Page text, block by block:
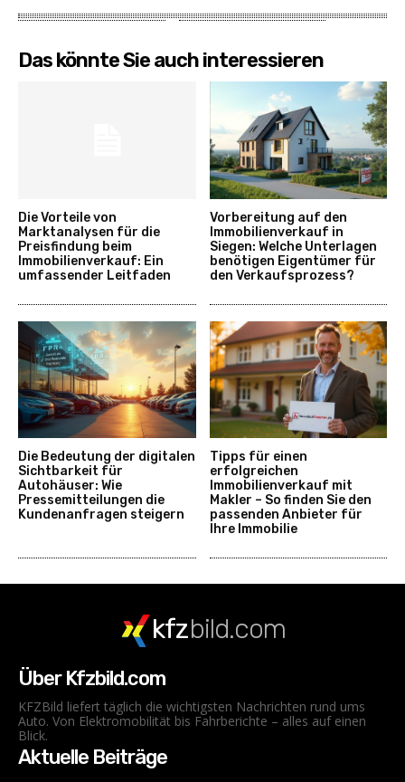
Das könnte Sie auch interessieren
Die Vorteile von
Marktanalysen für die
Preisfindung beim
Immobilienverkauf: Ein
umfassender Leitfaden
Vorbereitung auf den
Immobilienverkauf in
Siegen: Welche Unterlagen
benötigen Eigentümer für
den Verkaufsprozess?
Die Bedeutung der digitalen
Sichtbarkeit für
Autohäuser: Wie
Pressemitteilungen die
Kundenanfragen steigern
Tipps für einen
erfolgreichen
Immobilienverkauf mit
Makler – So finden Sie den
passenden Anbieter für
Ihre Immobilie
kfzbild.com
Über Kfzbild.com
KFZBild liefert täglich die wichtigsten Nachrichten rund ums
Auto. Von Elektromobilität bis Fahrberichte – alles auf einen
Blick.
Aktuelle Beiträge